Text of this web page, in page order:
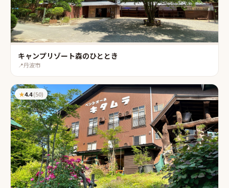
キャンプリゾート森のひととき
📍丹波市
★4.4(50)